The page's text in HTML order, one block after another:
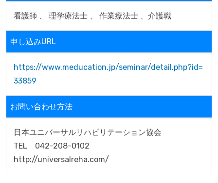
看護師 、 理学療法士 、 作業療法士 、介護職
申し込みURL
https://www.meducation.jp/seminar/detail.php?id=
33859
お問い合わせ方法
日本ユニバーサルリハビリテーション協会
TEL　042-208-0102
http://universalreha.com/